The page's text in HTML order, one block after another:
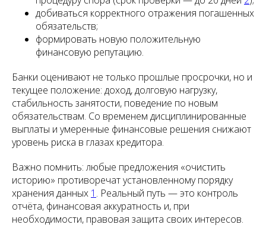
добиваться корректного отражения погашенных
обязательств;
формировать новую положительную
финансовую репутацию.
Банки оценивают не только прошлые просрочки, но и
текущее положение: доход, долговую нагрузку,
стабильность занятости, поведение по новым
обязательствам. Со временем дисциплинированные
выплаты и умеренные финансовые решения снижают
уровень риска в глазах кредитора.
Важно помнить: любые предложения «очистить
историю» противоречат установленному порядку
хранения данных 1 . Реальный путь — это контроль
отчёта, финансовая аккуратность и, при
необходимости, правовая защита своих интересов.